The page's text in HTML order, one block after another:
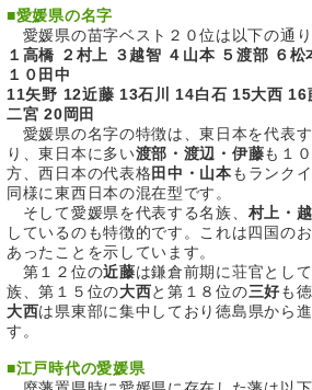
■愛媛県の名字
愛媛県の苗字ベスト２０位は以下の通り
１高橋 ２村上 ３越智 ４山本 ５渡部 ６
１０田中
11矢野 12近藤 13石川 14白石 15大西
二宮 20岡田
愛媛県の名字の特徴は、東日本を代表す
り、東日本に多い渡部・渡辺・伊藤も１
方、西日本の代表格田中・山本もランク
同様に東西日本の混在型です。
そして愛媛県を代表する名族、 村上・
しているのも特徴的です。これは四国の
あったことを示しています。
第１２位の近藤は鎌倉前期に荘官とし
族、第１５位の大西と第１８位の三好も
大西は県東部に集中しており徳島県から
す。
■江戸時代の愛媛県